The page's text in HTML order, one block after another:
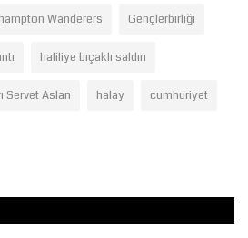
Wanderers Gençlerbirliği
haliliye bıçaklı saldırı
Servet Aslan halay cumhuriyet